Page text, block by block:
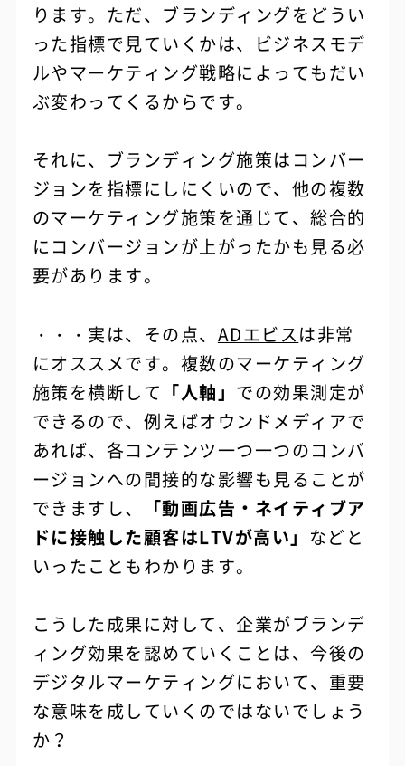
ります。ただ、ブランディングをどうい
った指標で見ていくかは、ビジネスモデ
ルやマーケティング戦略によってもだい
ぶ変わってくるからです。
それに、ブランディング施策はコンバー
ジョンを指標にしにくいので、他の複数
のマーケティング施策を通じて、総合的
にコンバージョンが上がったかも見る必
要があります。
・・・実は、その点、 ADエビスは非常
にオススメです。複数のマーケティング
施策を横断して 「人軸」 での効果測定が
できるので、例えばオウンドメディアで
あれば、各コンテンツ一つ一つのコンバ
ージョンへの間接的な影響も見ることが
できますし、
「動画広告・ネイティブア
ドに接触した顧客はLTVが高い」 などと
いったこともわかります。
こうした成果に対して、企業がブランデ
ィング効果を認めていくことは、今後の
デジタルマーケティングにおいて、重要
な意味を成していくのではないでしょう
か？